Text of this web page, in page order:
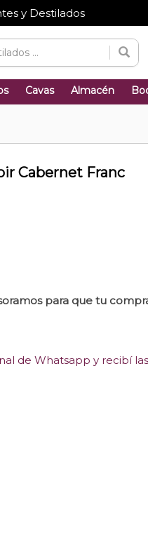
y Destilados
Cavas Almacén
Cabernet Franc
para que tu
de Whatsapp y recibí